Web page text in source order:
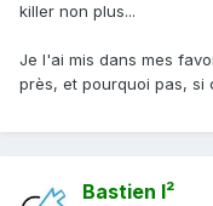
killer non plus...
Je l'ai mis dans mes
près, et pourquoi pas, si
Bastien I²